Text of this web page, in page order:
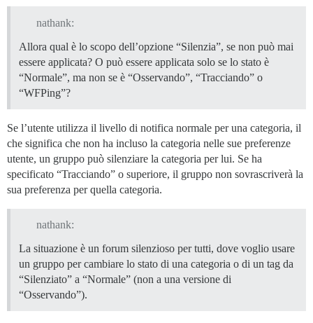
nathank:
Allora qual è lo scopo dell’opzione “Silenzia”, se non può mai
essere applicata? O può essere applicata solo se lo stato è
“Normale”, ma non se è “Osservando”, “Tracciando” o
“WFPing”?
Se l’utente utilizza il livello di notifica normale per una categoria, il
che significa che non ha incluso la categoria nelle sue preferenze
utente, un gruppo può silenziare la categoria per lui. Se ha
specificato “Tracciando” o superiore, il gruppo non sovrascriverà la
sua preferenza per quella categoria.
nathank:
La situazione è un forum silenzioso per tutti, dove voglio usare
un gruppo per cambiare lo stato di una categoria o di un tag da
“Silenziato” a “Normale” (non a una versione di
“Osservando”).